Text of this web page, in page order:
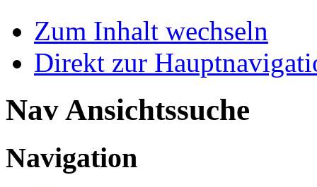
Zum Inhalt wechseln
Direkt zur
Nav Ansichtssuche
Navigation